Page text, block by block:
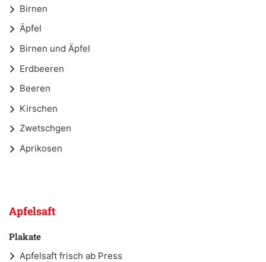
Birnen
Äpfel
Birnen und Äpfel
Erdbeeren
Beeren
Kirschen
Zwetschgen
Aprikosen
Apfelsaft
Plakate
Apfelsaft frisch ab Press